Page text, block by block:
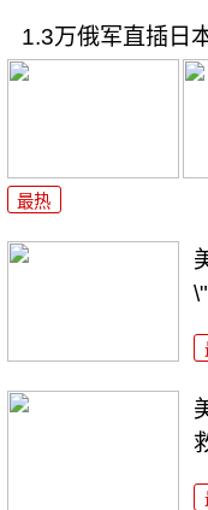
1.3万俄军直插日
最热